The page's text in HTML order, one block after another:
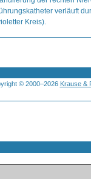
verläuft
Kreis).
© 2000–2026 Krause &